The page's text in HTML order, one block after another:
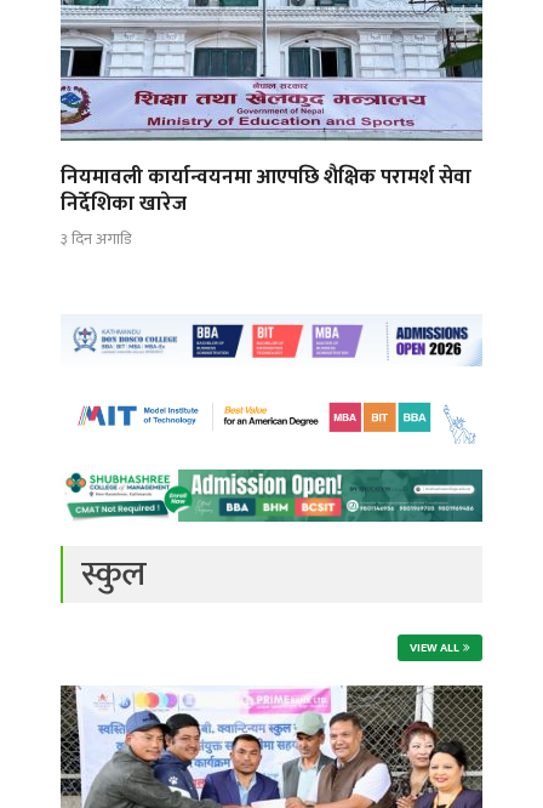
नियमावली कार्यान्वयनमा आएपछि शैक्षिक परामर्श सेवा
निर्देशिका खारेज
३ दिन अगाडि
स्कुल
VIEW ALL